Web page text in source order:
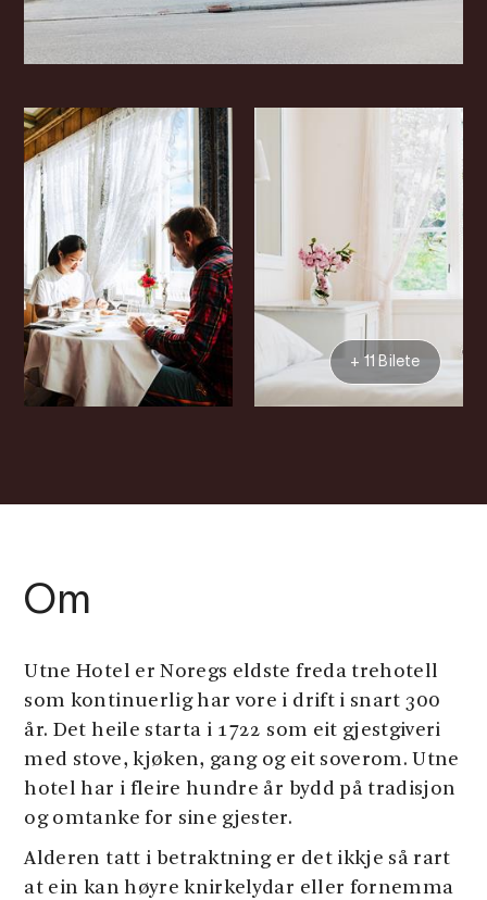
+ 11 Bilete
Om
Utne Hotel er Noregs eldste freda trehotell
som kontinuerlig har vore i drift i snart 300
år. Det heile starta i 1722 som eit gjestgiveri
med stove, kjøken, gang og eit soverom. Utne
hotel har i fleire hundre år bydd på tradisjon
og omtanke for sine gjester.
Alderen tatt i betraktning er det ikkje så rart
at ein kan høyre knirkelydar eller fornemma